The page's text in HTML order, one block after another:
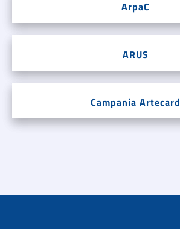
ArpaC
ARUS
Campania Artecard